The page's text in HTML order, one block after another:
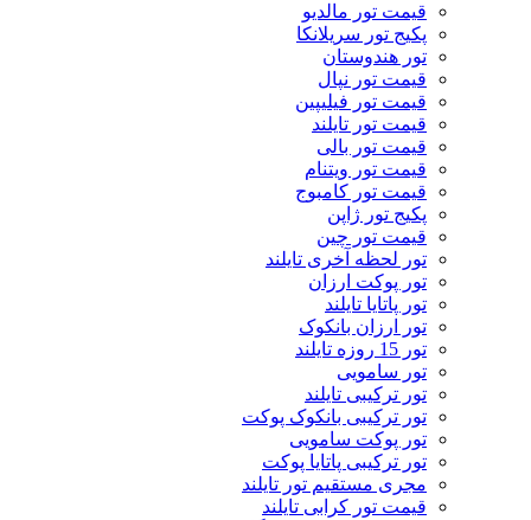
قیمت تور مالدیو
پکیج تور سریلانکا
تور هندوستان
قیمت تور نپال
قیمت تور فیلیپین
قیمت تور تایلند
قیمت تور بالی
قیمت تور ویتنام
قیمت تور کامبوج
پکیج تور ژاپن
قیمت تور چین
تور لحظه آخری تایلند
تور پوکت ارزان
تور پاتايا تايلند
تور ارزان بانکوک
تور 15 روزه تایلند
تور سامویی
تور ترکیبی تایلند
تور ترکیبی بانکوک پوکت
تور پوکت سامویی
تور ترکیبی پاتایا پوکت
مجری مستقیم تور تایلند
قیمت تور کرابی تایلند